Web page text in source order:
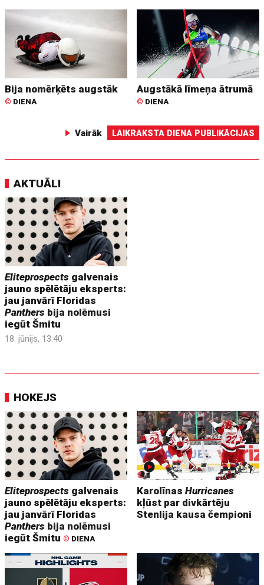
Bija nomērķēts augstāk
© DIENA
Augstākā līmeņa ātrumā
© DIENA
Vairāk LAIKRAKSTA DIENA PUBLIKĀCIJAS
AKTUĀLI
Eliteprospects galvenais
jauno spēlētāju eksperts:
jau janvārī Floridas
Panthers bija nolēmusi
iegūt Šmitu
18. jūnijs, 13:40
HOKEJS
Eliteprospects galvenais
jauno spēlētāju eksperts:
jau janvārī Floridas
Panthers bija nolēmusi
iegūt Šmitu © DIENA
KarolīnasHurricanes
kļūst par divkārtēju
Stenlija kausa čempioni